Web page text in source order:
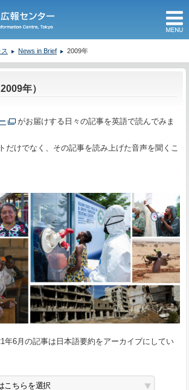
News in Brief 2009年
年）
がお届けする日々の記事を英語で読んでみま
だけでなく、その記事を読み上げた音声を聞くこ
年6月の記事は日本語要約をアーカイブにしてい